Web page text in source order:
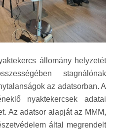
állomány helyzetét
stagnálónak
az adatsorban. A
nyaktekercsek adatai
Az adatsor alapját az MMM,
által megrendelt